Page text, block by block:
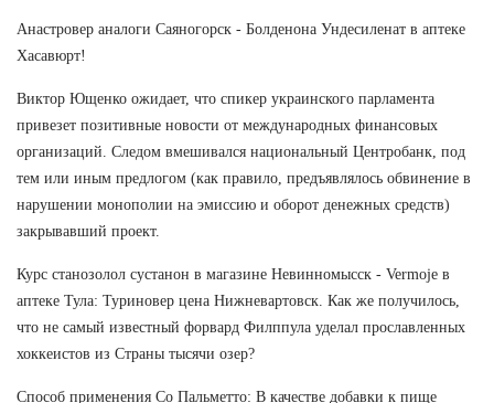
Анастровер аналоги Саяногорск - Болденона Ундесиленат в аптеке
Хасавюрт!
Виктор Ющенко ожидает, что спикер украинского парламента
привезет позитивные новости от международных финансовых
организаций. Следом вмешивался национальный Центробанк, под
тем или иным предлогом (как правило, предъявлялось обвинение в
нарушении монополии на эмиссию и оборот денежных средств)
закрывавший проект.
Курс станозолол сустанон в магазине Невинномысск - Vermoje в
аптеке Тула: Туриновер цена Нижневартовск. Как же получилось,
что не самый известный форвард Филппула уделал прославленных
хоккеистов из Страны тысячи озер?
Способ применения Со Пальметто: В качестве добавки к пище